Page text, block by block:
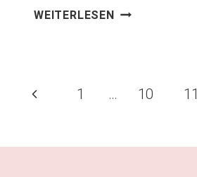
WEITERLESEN7
HE P
Seitennavigation
Vorherige
1 … 10 11